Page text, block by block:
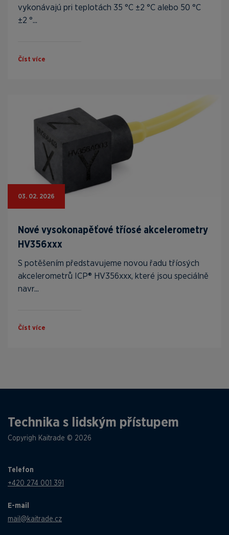
vykonávajú pri teplotách 35 °C ±2 °C alebo 50 °C
±2 °...
Číst více
03. 02. 2026
Nové vysokonapěťové tříosé akcelerometry
HV356xxx
S potěšením představujeme novou řadu tříosých
akcelerometrů ICP® HV356xxx, které jsou speciálně
navr...
Číst více
Technika s lidským přístupem
Copyrigh Kaitrade © 2026
Telefon
+420 274 001 391
E-mail
mail@kaitrade.cz